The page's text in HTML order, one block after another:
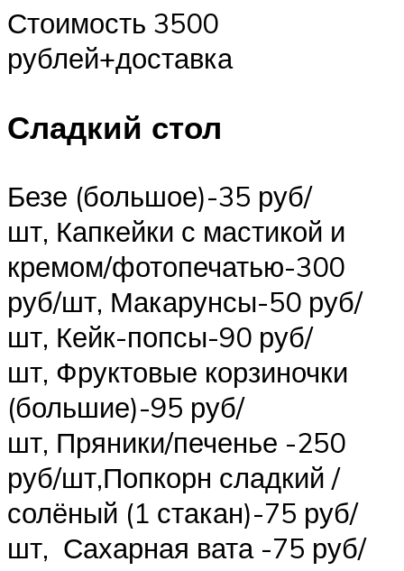
Стоимость 3500
рублей+доставка
Сладкий стол
Безе (большое)-35 руб/
шт, Капкейки с мастикой и
кремом/фотопечатью-300
руб/шт, Макарунсы-50 руб/
шт, Кейк-попсы-90 руб/
шт, Фруктовые корзиночки
(большие)-95 руб/
шт, Пряники/печенье -250
руб/шт,Попкорн сладкий /
солёный (1 стакан)-75 руб/
шт, Сахарная вата -75 руб/